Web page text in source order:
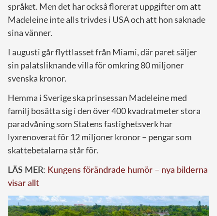
språket. Men det har också florerat uppgifter om att
Madeleine inte alls trivdes i USA och att hon saknade
sina vänner.
I augusti går flyttlasset från Miami, där paret säljer
sin palatsliknande villa för omkring 80 miljoner
svenska kronor.
Hemma i Sverige ska prinsessan Madeleine med
familj bosätta sig i den över 400 kvadratmeter stora
paradvåning som Statens fastighetsverk har
lyxrenoverat för 12 miljoner kronor – pengar som
skattebetalarna står för.
LÄS MER: Kungens förändrade humör – nya bilderna
visar allt